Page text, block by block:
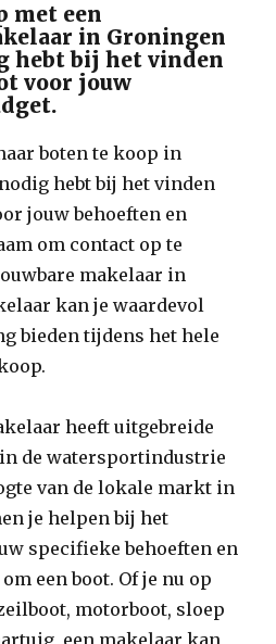
met een
in Groningen
hebt bij het vinden
voor jouw
boten te koop in
hebt bij het vinden
jouw behoeften en
om contact op te
makelaar in
kan je waardevol
bieden tijdens het hele
heeft uitgebreide
de watersportindustrie
van de lokale markt in
je helpen bij het
specifieke behoeften en
een boot. Of je nu op
motorboot, sloep
een makelaar kan